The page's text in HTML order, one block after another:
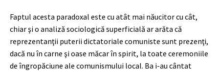
Faptul acesta paradoxal este cu atât mai năucitor cu cât,
chiar şi o analiză sociologică superficială ar arăta că
reprezentanţii puterii dictatoriale comuniste sunt prezenţi,
dacă nu în carne şi oase măcar în spirit, la toate ceremoniile
de îngropăciune ale comunismului local. Ba i-au cântat